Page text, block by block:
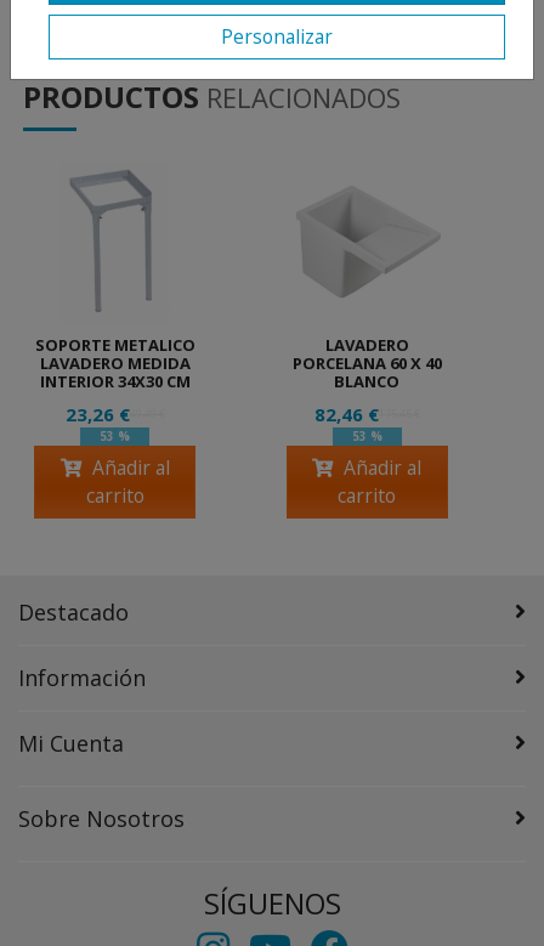
PRODUCTOS RELACIONADOS
SOPORTE METALICO
LAVADERO MEDIDA
INTERIOR 34X30 CM
23,26 €49,49 €
53 %
Añadir al
carrito
LAVADERO
PORCELANA 60 X 40
BLANCO
82,46 €175,45 €
53 %
Añadir al
carrito
Destacado
Información
Mi Cuenta
Sobre Nosotros
SÍGUENOS
Personalizar